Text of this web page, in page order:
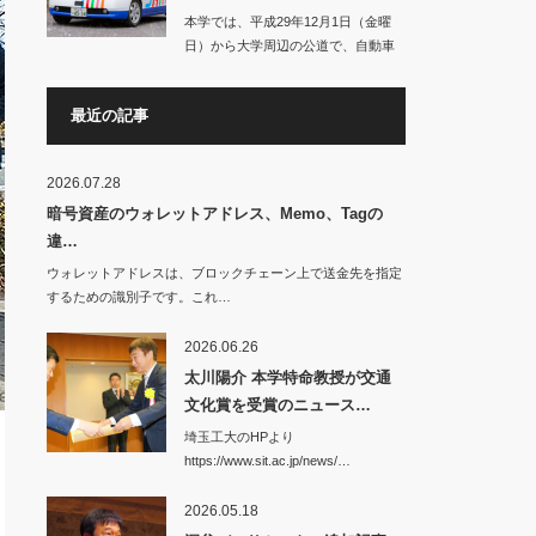
本学では、平成29年12月1日（金曜
日）から大学周辺の公道で、自動車
最近の記事
2026.07.28
暗号資産のウォレットアドレス、Memo、Tagの
違…
ウォレットアドレスは、ブロックチェーン上で送金先を指定
するための識別子です。これ…
2026.06.26
太川陽介 本学特命教授が交通
文化賞を受賞のニュース…
埼玉工大のHPより
https://www.sit.ac.jp/news/…
2026.05.18